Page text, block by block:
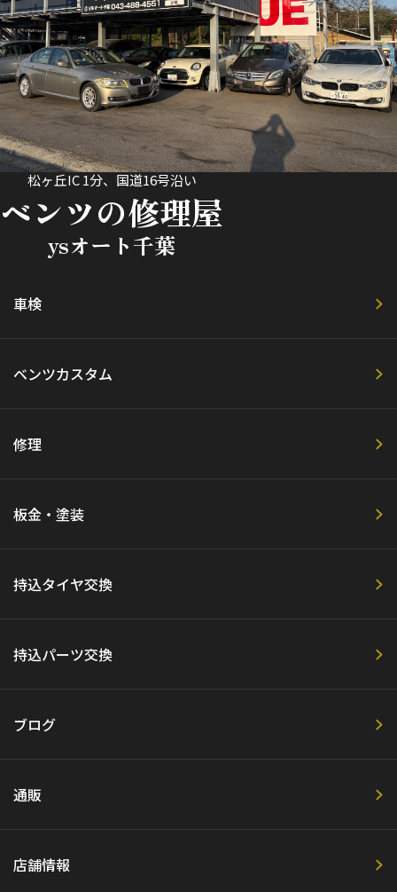
松ヶ丘IC 1分、国道16号沿い
ベンツの修理屋
ysオート千葉
車検
ベンツカスタム
修理
板金・塗装
持込タイヤ交換
持込パーツ交換
ブログ
通販
店舗情報